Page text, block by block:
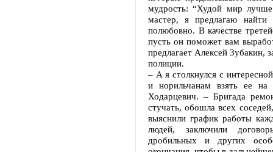
мудрость: “Худой мир
мастер, я предлагаю
полюбовно. В качестве
пусть он поможет вам
предлагает Алексей Зубакин,
полиции.
– А я столкнулся с
и норильчанам взять ее на
Ходарцевич. – Бригада
стучать, обошла всех
выяснили график работы
людей, заключили
дробильных и других